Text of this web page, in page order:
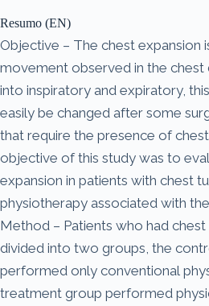
Resumo (EN)
Objective – The chest expansion
movement observed in the chest
into inspiratory and expiratory,
easily be changed after some
that require the presence of
objective of this study was to
expansion in patients with chest
physiotherapy associated with
Method – Patients who had
divided into two groups, the
performed only conventional
treatment group performed